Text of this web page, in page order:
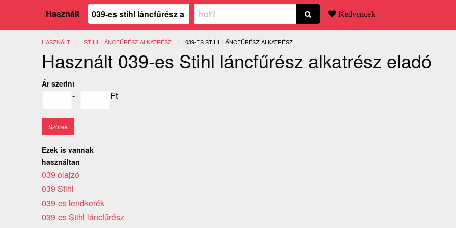
Használt Kedvencek
HASZNÁLT STIHL LÁNCFŰRÉSZ ALKATRÉSZ JELENLEGI:
039-ES STIHL LÁNCFŰRÉSZ ALKATRÉSZ
Használt 039-es Stihl láncfűrész alkatrész eladó
Ár szerint
- Ft
Ezek is vannak
használtan
039 olajzó
039 Stihl
039-es lendkerék
039-es Stihl láncfűrész